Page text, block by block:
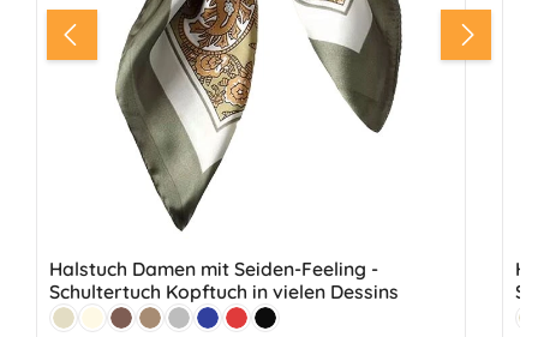
Halstuch Damen mit Seiden-Feeling -
Schultertuch Kopftuch in vielen Dessins
Farbe:
BeigeCremeBraunHellbraun
GrauMarineRot Schwarz